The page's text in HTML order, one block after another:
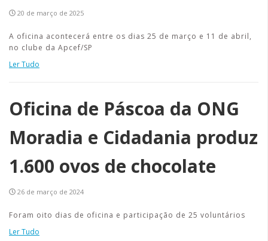
20 de março de 2025
A oficina acontecerá entre os dias 25 de março e 11 de abril,
no clube da Apcef/SP
Ler Tudo
Oficina de Páscoa da ONG
Moradia e Cidadania produz
1.600 ovos de chocolate
26 de março de 2024
Foram oito dias de oficina e participação de 25 voluntários
Ler Tudo